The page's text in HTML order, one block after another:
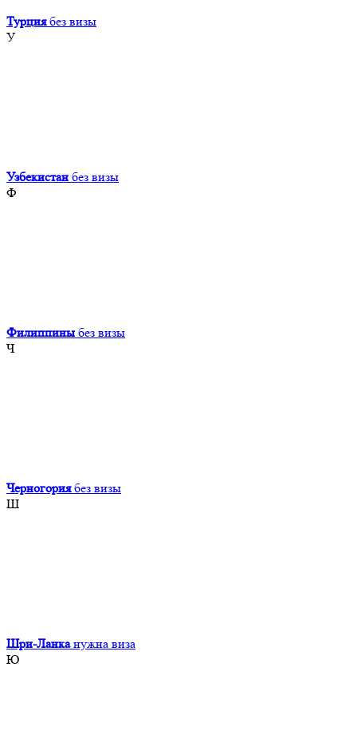
Турция без визы
У
Узбекистан без визы
Ф
Филиппины без визы
Ч
Черногория без визы
Ш
Шри-Ланка нужна виза
Ю